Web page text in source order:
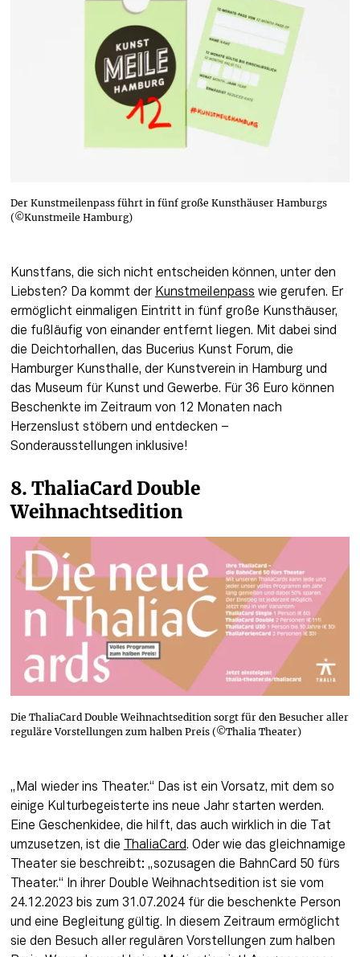
Der Kunstmeilenpass führt in fünf große Kunsthäuser Hamburgs
(©Kunstmeile Hamburg)
Kunstfans, die sich nicht entscheiden können, unter den
Liebsten? Da kommt der Kunstmeilenpass wie gerufen. Er
ermöglicht einmaligen Eintritt in fünf große Kunsthäuser,
die fußläufig von einander entfernt liegen. Mit dabei sind
die Deichtorhallen, das Bucerius Kunst Forum, die
Hamburger Kunsthalle, der Kunstverein in Hamburg und
das Museum für Kunst und Gewerbe. Für 36 Euro können
Beschenkte im Zeitraum von 12 Monaten nach
Herzenslust stöbern und entdecken –
Sonderausstellungen inklusive!
8. ThaliaCard Double
Weihnachtsedition
Die ThaliaCard Double Weihnachtsedition sorgt für den Besucher aller
reguläre Vorstellungen zum halben Preis (©Thalia Theater)
„Mal wieder ins Theater.“ Das ist ein Vorsatz, mit dem so
einige Kulturbegeisterte ins neue Jahr starten werden.
Eine Geschenkidee, die hilft, das auch wirklich in die Tat
umzusetzen, ist die
ThaliaCard. Oder wie das gleichnamige
Theater sie beschreibt: „sozusagen die BahnCard 50 fürs
Theater.“ In ihrer Double Weihnachtsedition ist sie vom
24.12.2023 bis zum 31.07.2024 für die beschenkte Person
und eine Begleitung gültig. In diesem Zeitraum ermöglicht
sie den Besuch aller regulären Vorstellungen zum halben